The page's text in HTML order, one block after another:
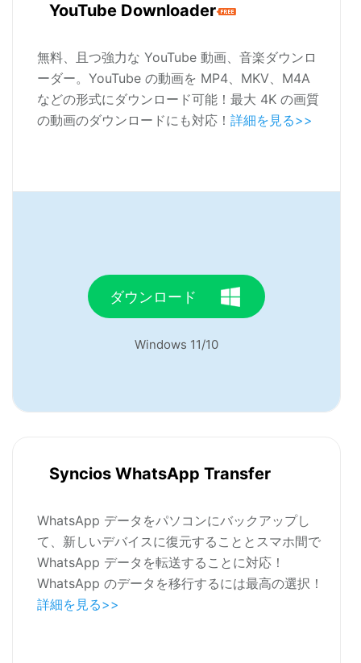
YouTube Downloader
無料、且つ強力な YouTube 動画、音楽ダウンロ
ーダー。YouTube の動画を MP4、MKV、M4A
などの形式にダウンロード可能！最大 4K の画質
の動画のダウンロードにも対応！ 詳細を見る>>
ダウンロード
Windows 11/10
Syncios WhatsApp Transfer
WhatsApp データをパソコンにバックアップし
て、新しいデバイスに復元することとスマホ間で
WhatsApp データを転送することに対応！
WhatsApp のデータを移行するには最高の選択！
詳細を見る>>